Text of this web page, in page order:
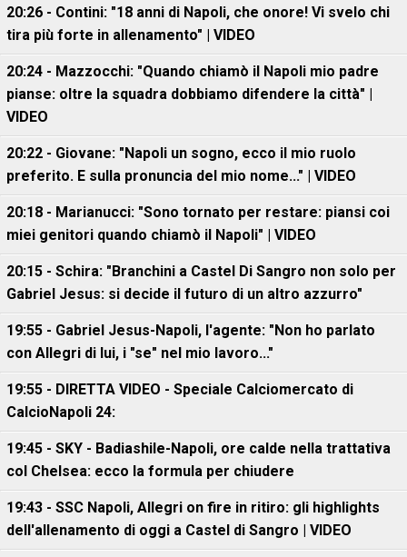
20:26 - Contini: "18 anni di Napoli, che onore! Vi svelo chi
tira più forte in allenamento" | VIDEO
20:24 - Mazzocchi: "Quando chiamò il Napoli mio padre
pianse: oltre la squadra dobbiamo difendere la città" |
VIDEO
20:22 - Giovane: "Napoli un sogno, ecco il mio ruolo
preferito. E sulla pronuncia del mio nome..." | VIDEO
20:18 - Marianucci: "Sono tornato per restare: piansi coi
miei genitori quando chiamò il Napoli" | VIDEO
20:15 - Schira: "Branchini a Castel Di Sangro non solo per
Gabriel Jesus: si decide il futuro di un altro azzurro"
19:55 - Gabriel Jesus-Napoli, l'agente: "Non ho parlato
con Allegri di lui, i "se" nel mio lavoro..."
19:55 - DIRETTA VIDEO - Speciale Calciomercato di
CalcioNapoli 24:
19:45 - SKY - Badiashile-Napoli, ore calde nella trattativa
col Chelsea: ecco la formula per chiudere
19:43 - SSC Napoli, Allegri on fire in ritiro: gli highlights
dell'allenamento di oggi a Castel di Sangro | VIDEO